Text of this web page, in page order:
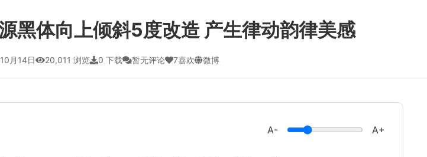
黑体向上倾斜5度改造 产生律动韵律美感
月14日 20,011 浏览 0 下载 暂无评论 7喜欢 微博
A- A+